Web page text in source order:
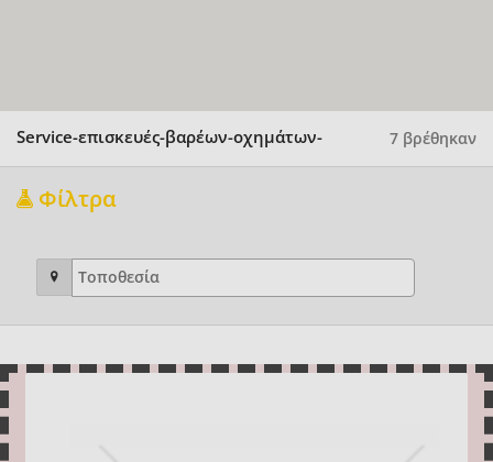
Service-επισκευές-βαρέων-οχημάτων- 7 βρέθηκαν
Φίλτρα